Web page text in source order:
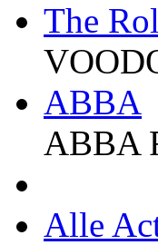
The
ABBA
ABBA
Alle